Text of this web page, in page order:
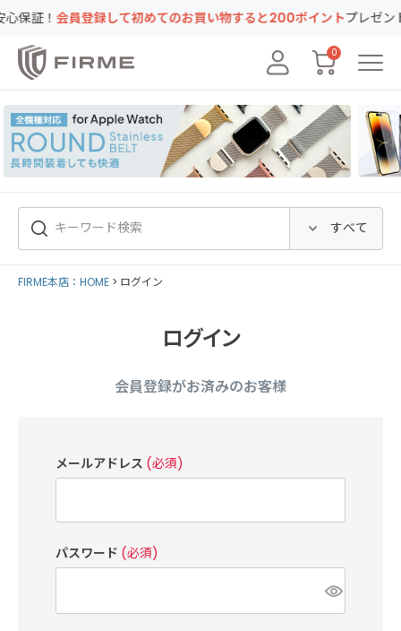
！会員登録して初めてのお買い物すると200ポイントプレゼント！キ
0
FIRME本店：HOME ログイン
ログイン
会員登録がお済みのお客様
メールアドレス (必須)
パスワード (必須)